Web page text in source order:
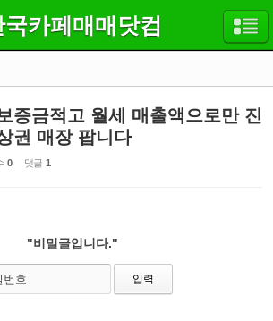
국카페매매닷컴
증금적고 월세 매출액으로만 진
권 매장 팝니다
0 댓글 1
"비밀글입니다."
번호